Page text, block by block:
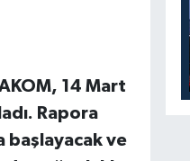
14 Mart
Rapora
başlayacak ve